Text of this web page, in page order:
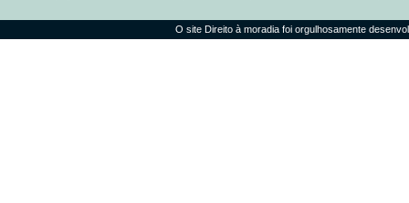
O site Direito à moradia foi orgulhosamente